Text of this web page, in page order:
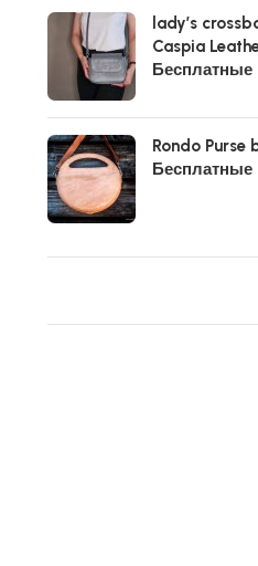
lady’s
Caspia
Rondo